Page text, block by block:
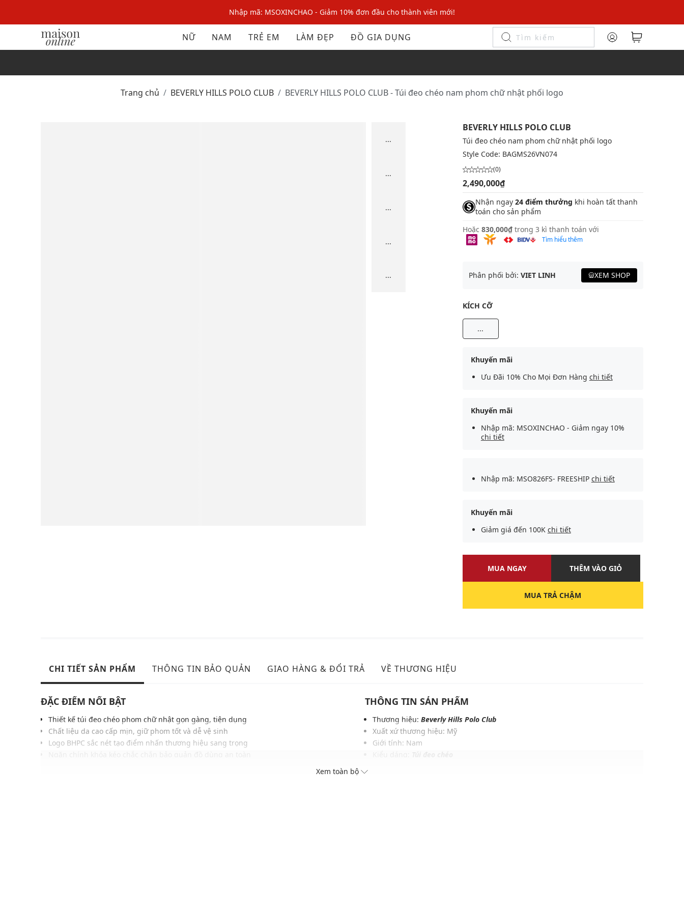
Nhập mã: MSOXINCHAO - Giảm 10% đơn đầu cho thành viên mới!
Nhập mã MSOPAY100: giảm ngay 10% khi thanh toán trực tuyến
Nhập mã: MSOXINCHAO - Giảm 10% đơn đầu cho thành viên mới!
NỮ NAM TRẺ EM LÀM ĐẸP ĐỒ GIA DỤNG
Trang chủ BEVERLY HILLS POLO CLUB BEVERLY HILLS POLO CLUB - Túi đeo chéo nam phom chữ nhật phối logo
...
...
...
...
...
BEVERLY HILLS POLO CLUB
Túi đeo chéo nam phom chữ nhật phối logo
Style Code: BAGMS26VN074
(0)
2,490,000₫
Nhận ngay 24 điểm thưởng khi hoàn tất thanh
toán cho sản phẩm
Hoặc 830,000₫ trong 3 kì thanh toán với
Tìm hiểu thêm
Phân phối bởi: VIET LINH XEM SHOP
KÍCH CỠ
...
Khuyến mãi
Ưu Đãi 10% Cho Mọi Đơn Hàng chi tiết
Khuyến mãi
Nhập mã: MSOXINCHAO - Giảm ngay 10%
chi tiết
Nhập mã: MSO826FS- FREESHIP chi tiết
Khuyến mãi
Giảm giá đến 100K chi tiết
MUA NGAY THÊM VÀO GIỎ
MUA TRẢ CHẬM
CHI TIẾT SẢN PHẨM THÔNG TIN BẢO QUẢN GIAO HÀNG & ĐỔI TRẢ VỀ THƯƠNG HIỆU
ĐẶC ĐIỂM NỔI BẬT
Thiết kế túi đeo chéo phom chữ nhật gọn gàng, tiện dụng
Chất liệu da cao cấp mịn, giữ phom tốt và dễ vệ sinh
Logo BHPC sắc nét tạo điểm nhấn thương hiệu sang trọng
THÔNG TIN SẢN PHẨM
Thương hiệu: Beverly Hills Polo Club
Xuất xứ thương hiệu: Mỹ
Giới tính: Nam
Xem toàn bộ